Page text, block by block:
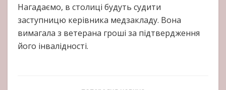
Нагадаємо, в столиці будуть судити
заступницю керівника медзакладу. Вона
вимагала з ветерана гроші за підтвердження
його інвалідності.